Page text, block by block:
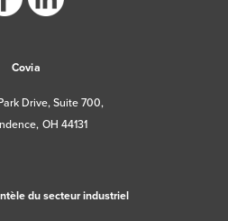
Covia
Drive, Suite 700,
OH 44131
du secteur industriel